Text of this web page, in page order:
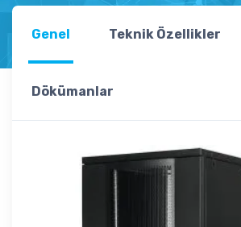
Genel Teknik Özellikler
Dökümanlar